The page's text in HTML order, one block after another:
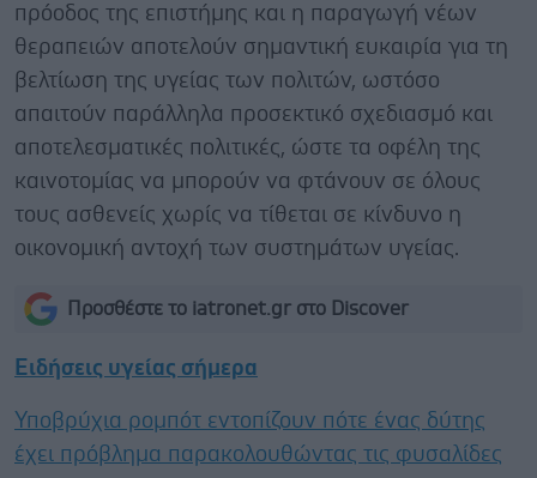
πρόοδος της επιστήμης και η παραγωγή νέων
θεραπειών αποτελούν σημαντική ευκαιρία για τη
βελτίωση της υγείας των πολιτών, ωστόσο
απαιτούν παράλληλα προσεκτικό σχεδιασμό και
αποτελεσματικές πολιτικές, ώστε τα οφέλη της
καινοτομίας να μπορούν να φτάνουν σε όλους
τους ασθενείς χωρίς να τίθεται σε κίνδυνο η
οικονομική αντοχή των συστημάτων υγείας.
Προσθέστε το iatronet.gr στο Discover
Ειδήσεις υγείας σήμερα
Υποβρύχια ρομπότ εντοπίζουν πότε ένας δύτης
έχει πρόβλημα παρακολουθώντας τις φυσαλίδες